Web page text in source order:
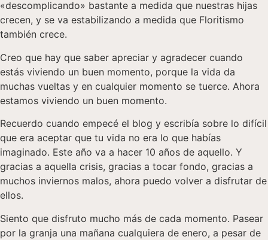
«descomplicando» bastante a medida que nuestras hijas
crecen, y se va estabilizando a medida que Floritismo
también crece.
Creo que hay que saber apreciar y agradecer cuando
estás viviendo un buen momento, porque la vida da
muchas vueltas y en cualquier momento se tuerce. Ahora
estamos viviendo un buen momento.
Recuerdo cuando empecé el blog y escribía sobre lo difícil
que era aceptar que tu vida no era lo que habías
imaginado. Este año va a hacer 10 años de aquello. Y
gracias a aquella crisis, gracias a tocar fondo, gracias a
muchos inviernos malos, ahora puedo volver a disfrutar de
ellos.
Siento que disfruto mucho más de cada momento. Pasear
por la granja una mañana cualquiera de enero, a pesar de